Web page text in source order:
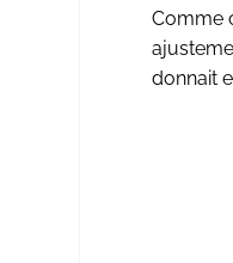
Comme
donnait